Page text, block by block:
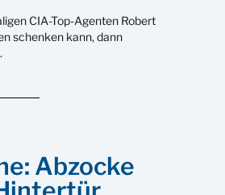
CIA-Top-Agenten Robert
schenken kann, dann
Abzocke